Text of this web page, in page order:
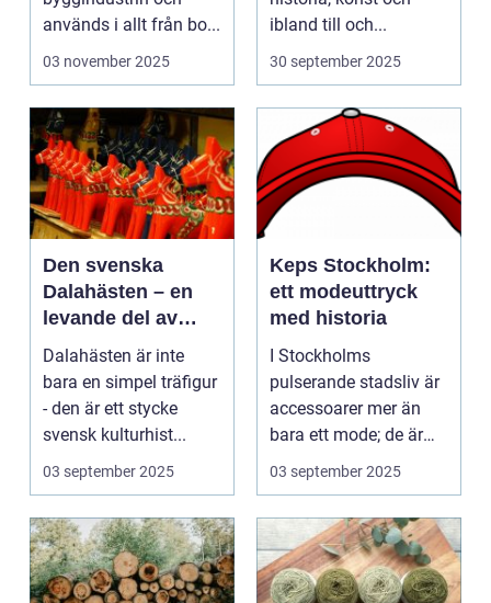
används i allt från bo...
03 november 2025
ibland till och...
30 september 2025
Den svenska
Dalahästen – en
levande del av
Sveriges
kulturhistoria.
Dalahästen är inte
bara en simpel träfigur
- den är ett stycke
svensk kulturhist...
03 september 2025
Keps Stockholm:
ett modeuttryck
med historia
I Stockholms
pulserande stadsliv är
accessoarer mer än
bara ett mode; de är
uttryck f...
03 september 2025